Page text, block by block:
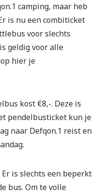
camping, maar heb
is nu een combiticket
voor slechts
geldig voor alle
hier je
kost €8,-. Deze is
pendelbusticket kun je
naar Defqon.1 reist en
is slechts een beperkt
bus. Om te volle